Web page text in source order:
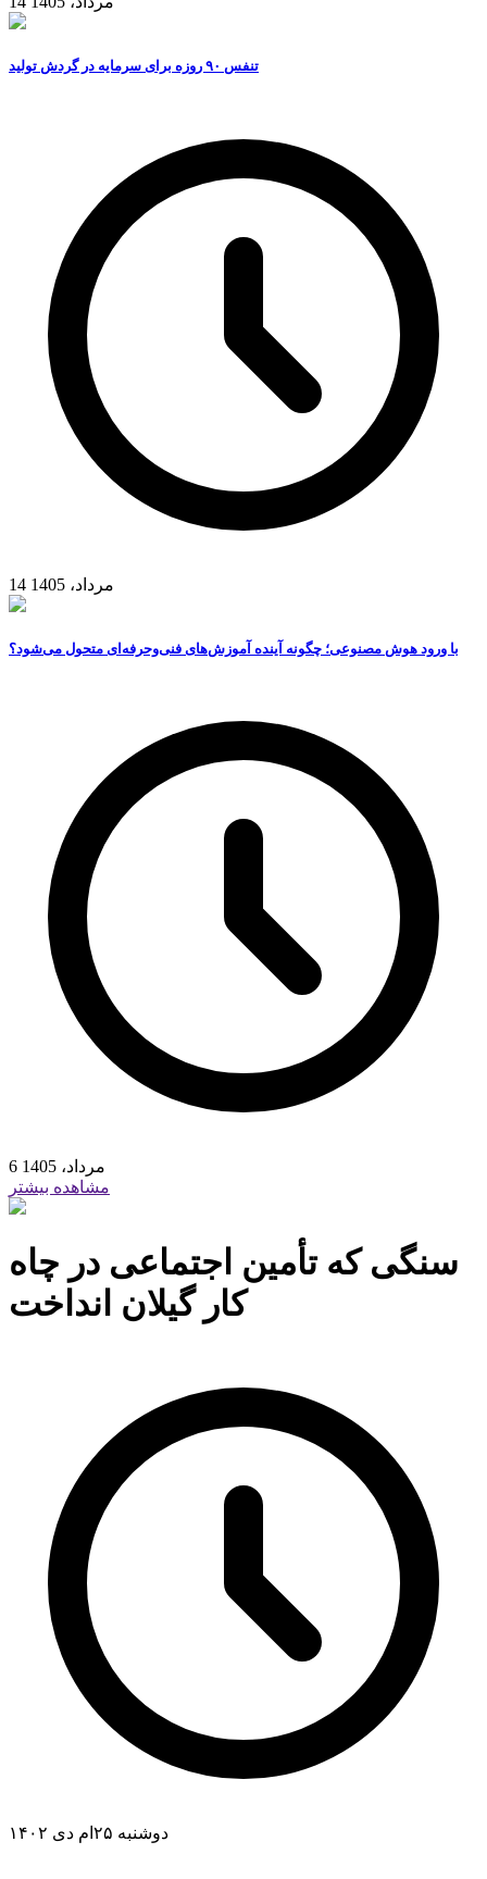
تنفس ۹۰ روزه برای سرمایه در گردش تولید
14 مرداد، 1405
با ورود هوش مصنوعی؛ چگونه آینده آموزش‌های فنی‌وحرفه‌ای متحول می‌شود؟
6 مرداد، 1405
مشاهده بیشتر
سنگی که تأمین اجتماعی در چاه
کار گیلان انداخت
دوشنبه ۲۵ام دی ۱۴۰۲